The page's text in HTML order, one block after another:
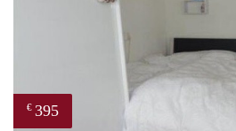
€ 395